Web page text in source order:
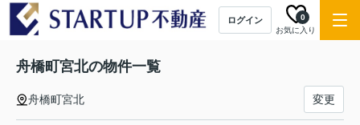
ログイン
お気に入り
0
舟橋町宮北の物件一覧
舟橋町宮北 変更